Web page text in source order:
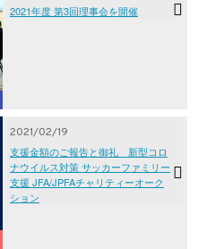
2021年度 第3回理事会を開催
2021/02/19
支援金額のご報告と御礼 新型コロ
ナウイルス対策 サッカーファミリー
支援 JFA/JPFAチャリティーオーク
ション